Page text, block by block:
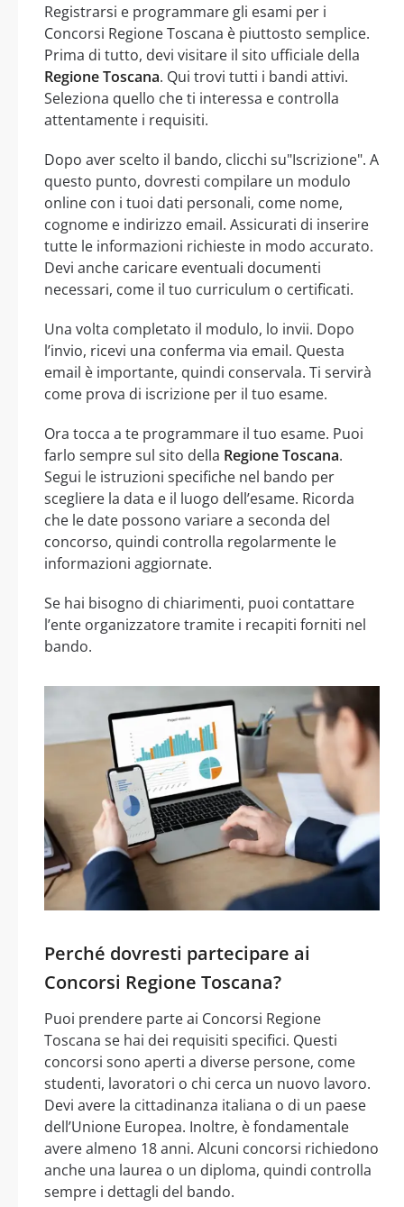
Registrarsi e programmare gli esami per i
Concorsi Regione Toscana è piuttosto semplice.
Prima di tutto, devi visitare il sito ufficiale della
Regione Toscana. Qui trovi tutti i bandi attivi.
Seleziona quello che ti interessa e controlla
attentamente i requisiti.
Dopo aver scelto il bando, clicchi su"Iscrizione". A
questo punto, dovresti compilare un modulo
online con i tuoi dati personali, come nome,
cognome e indirizzo email. Assicurati di inserire
tutte le informazioni richieste in modo accurato.
Devi anche caricare eventuali documenti
necessari, come il tuo curriculum o certificati.
Una volta completato il modulo, lo invii. Dopo
l’invio, ricevi una conferma via email. Questa
email è importante, quindi conservala. Ti servirà
come prova di iscrizione per il tuo esame.
Ora tocca a te programmare il tuo esame. Puoi
farlo sempre sul sito della Regione Toscana.
Segui le istruzioni specifiche nel bando per
scegliere la data e il luogo dell’esame. Ricorda
che le date possono variare a seconda del
concorso, quindi controlla regolarmente le
informazioni aggiornate.
Se hai bisogno di chiarimenti, puoi contattare
l’ente organizzatore tramite i recapiti forniti nel
bando.
Perché dovresti partecipare ai
Concorsi Regione Toscana?
Puoi prendere parte ai Concorsi Regione
Toscana se hai dei requisiti specifici. Questi
concorsi sono aperti a diverse persone, come
studenti, lavoratori o chi cerca un nuovo lavoro.
Devi avere la cittadinanza italiana o di un paese
dell’Unione Europea. Inoltre, è fondamentale
avere almeno 18 anni. Alcuni concorsi richiedono
anche una laurea o un diploma, quindi controlla
sempre i dettagli del bando.